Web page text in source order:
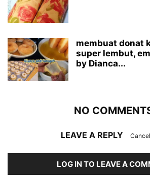
membuat donat
super lembut,
by Dianca...
NO
LEAVE A REPLY
LOG IN TO LEAVE A